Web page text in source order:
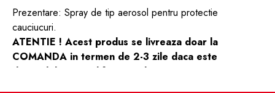
Prezentare: Spray de tip aerosol pentru protectie
cauciucuri.
ATENTIE ! Acest produs se livreaza doar la
COMANDA in termen de 2-3 zile daca este
disponibil in stocul furnizorului .